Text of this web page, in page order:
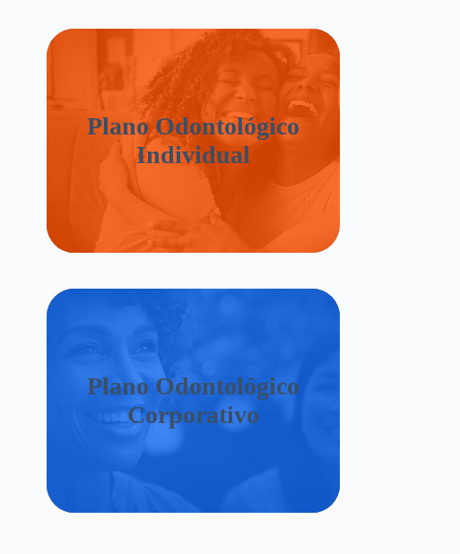
Plano Odontológico
Individual
Plano Odontológico
Corporativo